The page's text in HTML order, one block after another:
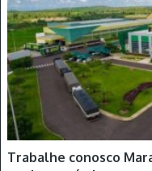
Trabalhe conosco